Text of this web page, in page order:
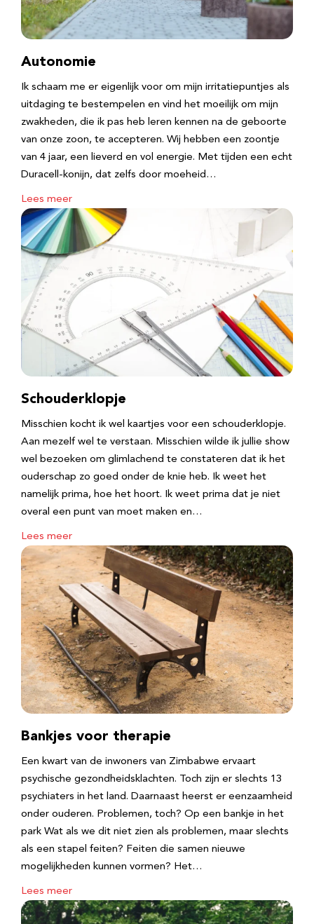
Autonomie
Ik schaam me er eigenlijk voor om mijn irritatiepuntjes als
uitdaging te bestempelen en vind het moeilijk om mijn
zwakheden, die ik pas heb leren kennen na de geboorte
van onze zoon, te accepteren. Wij hebben een zoontje
van 4 jaar, een lieverd en vol energie. Met tijden een echt
Duracell-konijn, dat zelfs door moeheid…
Lees meer
Schouderklopje
Misschien kocht ik wel kaartjes voor een schouderklopje.
Aan mezelf wel te verstaan. Misschien wilde ik jullie show
wel bezoeken om glimlachend te constateren dat ik het
ouderschap zo goed onder de knie heb. Ik weet het
namelijk prima, hoe het hoort. Ik weet prima dat je niet
overal een punt van moet maken en…
Lees meer
Bankjes voor therapie
Een kwart van de inwoners van Zimbabwe ervaart
psychische gezondheidsklachten. Toch zijn er slechts 13
psychiaters in het land. Daarnaast heerst er eenzaamheid
onder ouderen. Problemen, toch? Op een bankje in het
park Wat als we dit niet zien als problemen, maar slechts
als een stapel feiten? Feiten die samen nieuwe
mogelijkheden kunnen vormen? Het…
Lees meer